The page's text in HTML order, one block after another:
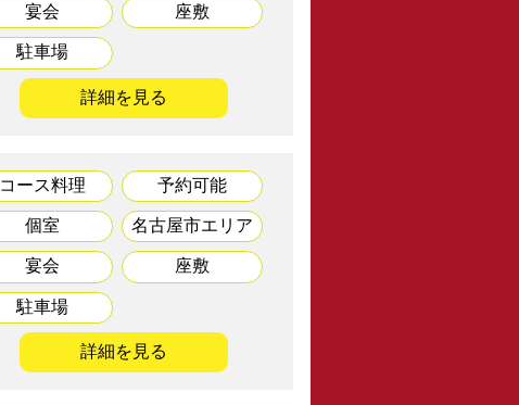
宴会 座敷
駐車場
詳細を見る
コース料理 予約可能
個室 名古屋市エリア
宴会 座敷
駐車場
詳細を見る